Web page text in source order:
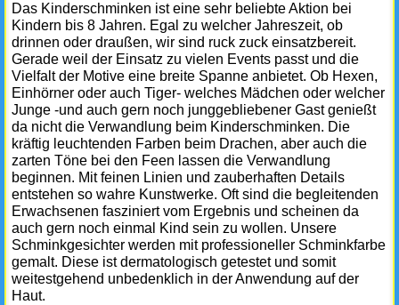
Das Kinderschminken ist eine sehr beliebte Aktion bei
Kindern bis 8 Jahren. Egal zu welcher Jahreszeit, ob
drinnen oder draußen, wir sind ruck zuck einsatzbereit.
Gerade weil der Einsatz zu vielen Events passt und die
Vielfalt der Motive eine breite Spanne anbietet. Ob Hexen,
Einhörner oder auch Tiger- welches Mädchen oder welcher
Junge -und auch gern noch junggebliebener Gast genießt
da nicht die Verwandlung beim Kinderschminken. Die
kräftig leuchtenden Farben beim Drachen, aber auch die
zarten Töne bei den Feen lassen die Verwandlung
beginnen. Mit feinen Linien und zauberhaften Details
entstehen so wahre Kunstwerke. Oft sind die begleitenden
Erwachsenen fasziniert vom Ergebnis und scheinen da
auch gern noch einmal Kind sein zu wollen. Unsere
Schminkgesichter werden mit professioneller Schminkfarbe
gemalt. Diese ist dermatologisch getestet und somit
weitestgehend unbedenklich in der Anwendung auf der
Haut.